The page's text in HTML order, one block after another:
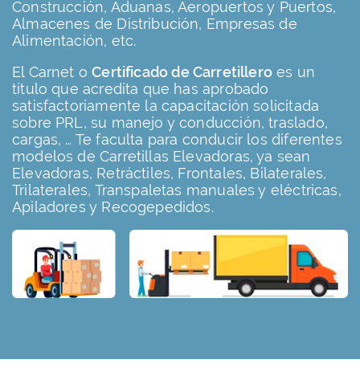
Construcción, Aduanas, Aeropuertos y Puertos,
Almacenes de Distribución, Empresas de
Alimentación, etc.
El Carnet oCertificado de Carretillero es un
título que acredita que has aprobado
satisfactoriamente la capacitación solicitada
sobre PRL, su manejo y conducción, traslado,
cargas, … Te faculta para conducir los diferentes
modelos de Carretillas Elevadoras, ya sean
Elevadoras, Retráctiles, Frontales, Bilaterales,
Trilaterales, Transpaletas manuales y eléctricas,
Apiladores y Recogepedidos.